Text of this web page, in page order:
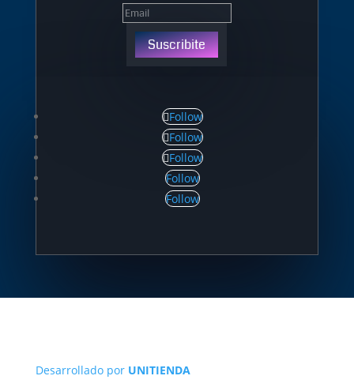
Suscribite
Follow
Follow
Follow
Follow
Follow
Desarrollado por UNITIENDA